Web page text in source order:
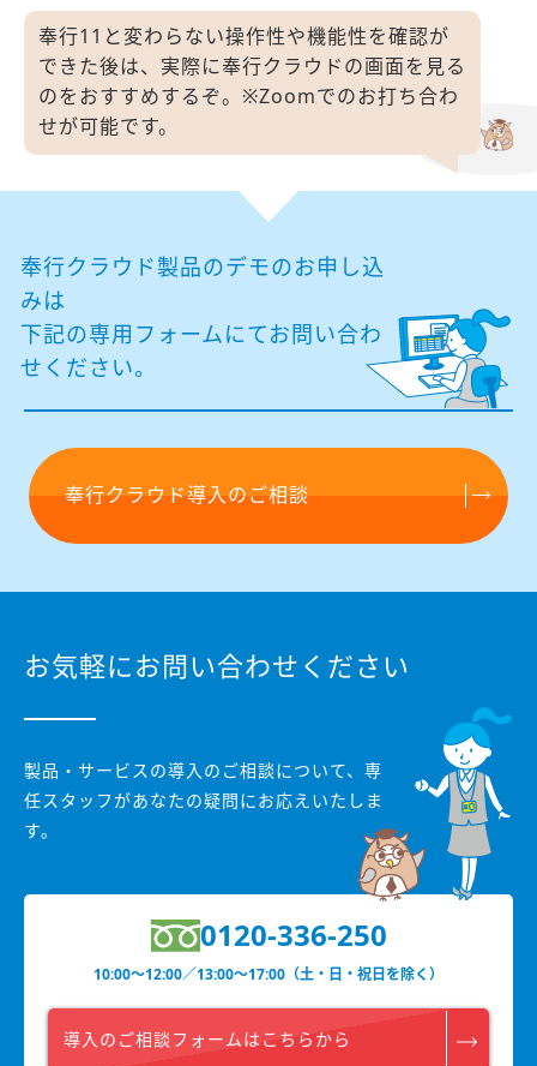
奉行11と変わらない操作性や機能性を確認が
できた後は、 実際に奉行クラウドの画面を見る
のをおすすめするぞ。 ※Zoomでのお打ち合わ
せが可能です。
奉行クラウド製品のデモのお申し込
みは
下記の専⽤フォームにてお問い合わ
せください。
奉行クラウド導入のご相談
お気軽にお問い合わせください
製品・サービスの導入のご相談について、 専
任スタッフがあなたの疑問にお応えいたしま
す。
0120-336-250
10:00〜12:00／13:00〜17:00（土・日・祝日を除く）
導入のご相談フォームはこちらから